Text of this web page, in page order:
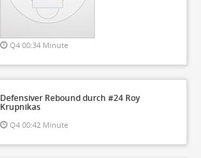
Q4 00:34 Minute
Defensiver Rebound durch #24 Roy
Krupnikas
Q4 00:42 Minute